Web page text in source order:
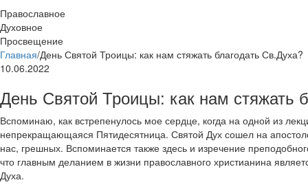
Православное
Духовное
Просвещение
Главная/День Святой Троицы: как нам стяжать благодать Св.Духа?
10.06.2022
День Святой Троицы: как нам стяжать
Вспоминаю, как встрепенулось мое сердце, когда на одной из
непрекращающаяся Пятидесятница. Святой Дух сошел на
нас, грешных. Вспоминается также здесь и изречение
что главным деланием в жизни православного христианина
Духа.